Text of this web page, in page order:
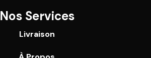
Nos Services
Livraison